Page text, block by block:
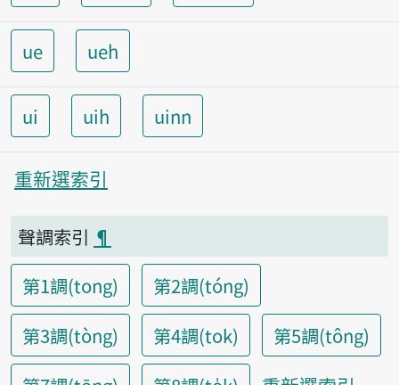
ue ueh
ui uih uinn
重新選索引
聲調索引 ¶
第1調(tong)
第2調(tóng)
第3調(tòng)
第4調(tok)
第5調(tông)